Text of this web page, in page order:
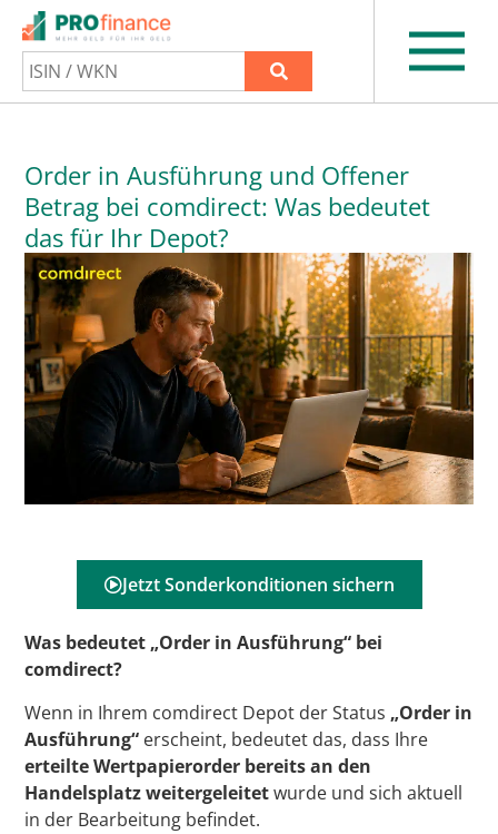
Order in Ausführung und Offener
Betrag bei comdirect: Was bedeutet
das für Ihr Depot?
Jetzt Sonderkonditionen sichern
Was bedeutet „Order in Ausführung“ bei
comdirect?
Wenn in Ihrem comdirect Depot der Status „Order in
Ausführung“ erscheint, bedeutet das, dass Ihre
erteilte Wertpapierorder bereits an den
Handelsplatz weitergeleitetwurde und sich aktuell
in der Bearbeitung befindet.